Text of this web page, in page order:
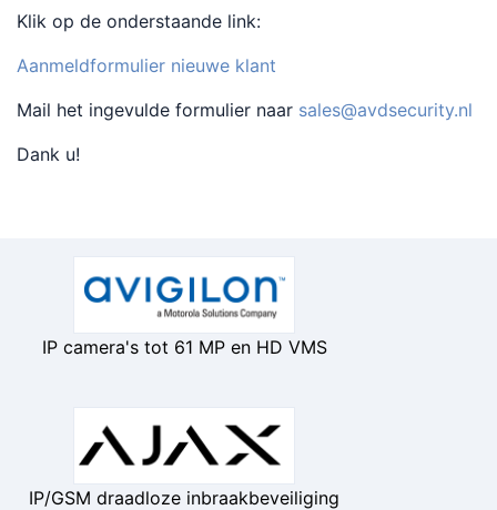
Klik op de onderstaande link:
Aanmeldformulier nieuwe klant
Mail het ingevulde formulier naar sales@avdsecurity.nl
Dank u!
IP camera's tot 61 MP en HD VMS
IP/GSM draadloze inbraakbeveiliging